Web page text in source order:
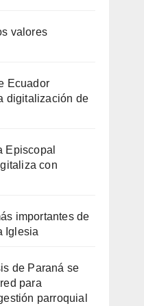
valores
Ecuador
digitalización de
Episcopal
con
importantes de
Iglesia
de Paraná se
para
parroquial